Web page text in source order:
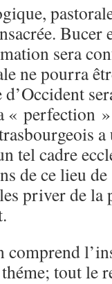
Bucer
sera
ne pourra
« perfection
tel cadre
de ce lieu
priver de
comprend
tout le